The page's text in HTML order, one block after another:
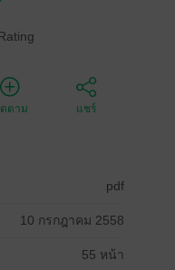
ตาม แชร์
pdf
10 กรกฎาคม 2558
55 หน้า